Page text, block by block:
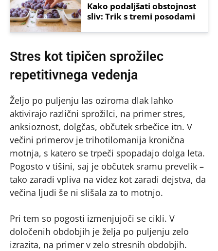
Kako podaljšati obstojnost
sliv: Trik s tremi posodami
Stres kot tipičen sprožilec
repetitivnega vedenja
Željo po puljenju las oziroma dlak lahko
aktivirajo različni sprožilci, na primer stres,
anksioznost, dolgčas, občutek srbečice itn. V
večini primerov je trihotilomanija kronična
motnja, s katero se trpeči spopadajo dolga leta.
Pogosto v tišini, saj je občutek sramu prevelik –
tako zaradi vpliva na videz kot zaradi dejstva, da
večina ljudi še ni slišala za to motnjo.
Pri tem so pogosti izmenjujoči se cikli. V
določenih obdobjih je želja po puljenju zelo
izrazita, na primer v zelo stresnih obdobjih.